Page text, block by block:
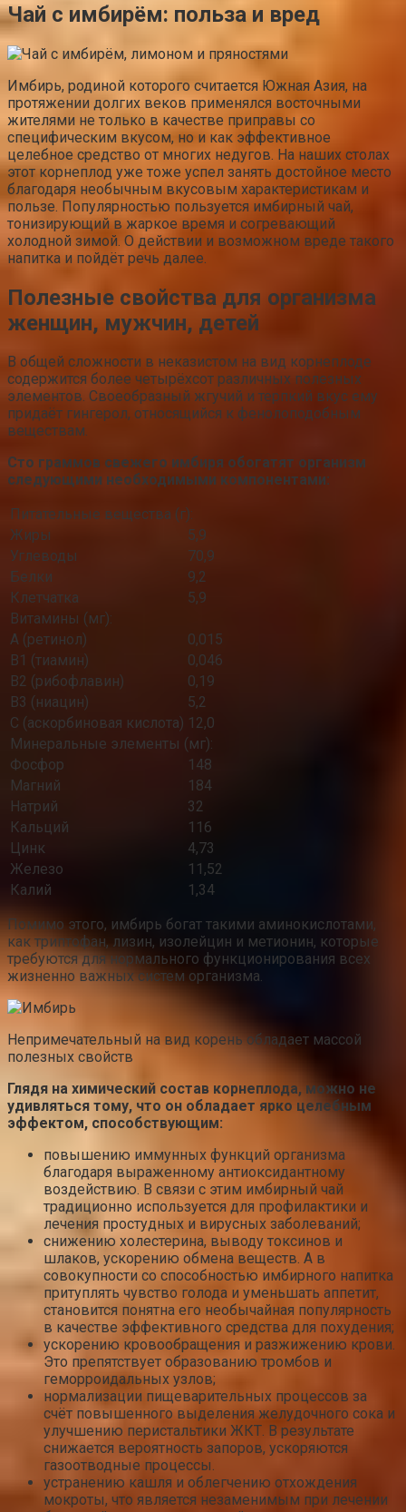
Чай с имбирём: польза и вред
Имбирь, родиной которого считается Южная Азия, на
протяжении долгих веков применялся восточными
жителями не только в качестве приправы со
специфическим вкусом, но и как эффективное
целебное средство от многих недугов. На наших столах
этот корнеплод уже тоже успел занять достойное место
благодаря необычным вкусовым характеристикам и
пользе. Популярностью пользуется имбирный чай,
тонизирующий в жаркое время и согревающий
холодной зимой. О действии и возможном вреде такого
напитка и пойдёт речь далее.
Полезные свойства для организма
женщин, мужчин, детей
В общей сложности в неказистом на вид корнеплоде
содержится более четырёхсот различных полезных
элементов. Своеобразный жгучий и терпкий вкус ему
придаёт гингерол, относящийся к фенолоподобным
веществам.
Сто граммов свежего имбиря обогатят организм
следующими необходимыми компонентами:
Питательные вещества (г):
Жиры
5,9
Углеводы
70,9
Белки
9,2
Клетчатка
5,9
Витамины (мг):
А (ретинол)
0,015
В1 (тиамин)
0,046
В2 (рибофлавин)
0,19
В3 (ниацин)
5,2
С (аскорбиновая кислота) 12,0
Минеральные элементы (мг):
Фосфор
148
Магний
184
Натрий
32
Кальций
116
Цинк
4,73
Железо
11,52
Калий
1,34
Помимо этого, имбирь богат такими аминокислотами,
как триптофан, лизин, изолейцин и метионин, которые
требуются для нормального функционирования всех
жизненно важных систем организма.
Непримечательный на вид корень обладает массой
полезных свойств
Глядя на химический состав корнеплода, можно не
удивляться тому, что он обладает ярко целебным
эффектом, способствующим:
повышению иммунных функций организма
благодаря выраженному антиоксидантному
воздействию. В связи с этим имбирный чай
традиционно используется для профилактики и
лечения простудных и вирусных заболеваний;
снижению холестерина, выводу токсинов и
шлаков, ускорению обмена веществ. А в
совокупности со способностью имбирного напитка
притуплять чувство голода и уменьшать аппетит,
становится понятна его необычайная популярность
в качестве эффективного средства для похудения;
ускорению кровообращения и разжижению крови.
Это препятствует образованию тромбов и
геморроидальных узлов;
нормализации пищеварительных процессов за
счёт повышенного выделения желудочного сока и
улучшению перистальтики ЖКТ. В результате
снижается вероятность запоров, ускоряются
газоотводные процессы.
устранению кашля и облегчению отхождения
мокроты, что является незаменимым при лечении